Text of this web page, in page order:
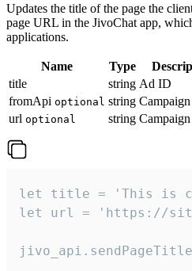
Updates the title of the page the
page URL in the JivoChat app,
applications.
Name Type
title
string Ad ID
fromApi optional string
url optional string
let title = 'This is
let url = 'https://